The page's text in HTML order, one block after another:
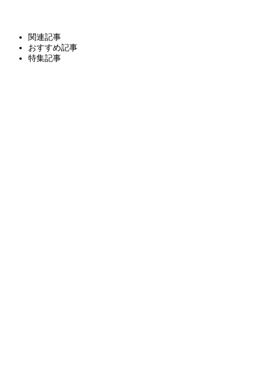
関連記事
おすすめ記事
特集記事